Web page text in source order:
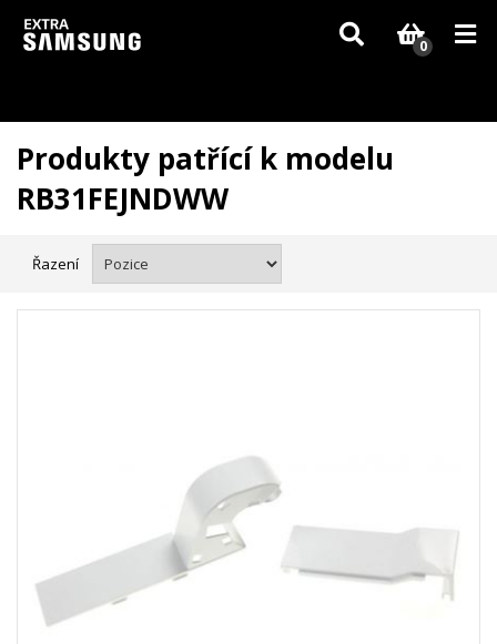
Vzhledem k aktuální situaci se může dodání dílů, které nejsou skladem,
zpozdit. Děkujeme za pochopení.
0
Produkty patřící k modelu
RB31FEJNDWW
Řazení